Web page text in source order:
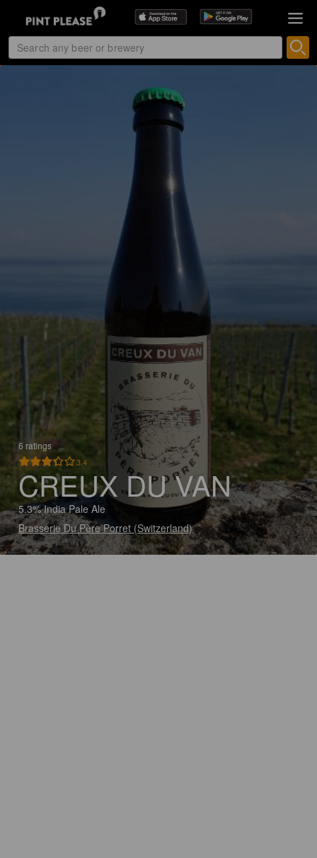
6 ratings
3.4
CREUX DU VAN
5.3% India Pale Ale
Brasserie Du Père Porret (Switzerland)